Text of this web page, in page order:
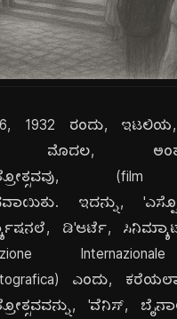
1932 ರಂದು,
ಮೊದಲ,
(film
ಇದನ್ನು,
ಡಿ'ಆರ್ಟೆ,
ಎಂದು,
'ವೆನಿಸ್,